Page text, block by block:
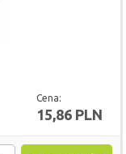
Cena:
15,86 PLN